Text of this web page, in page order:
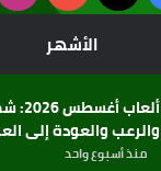
الأشهر
والرعب والعودة إلى
منذ أسبوع واحد